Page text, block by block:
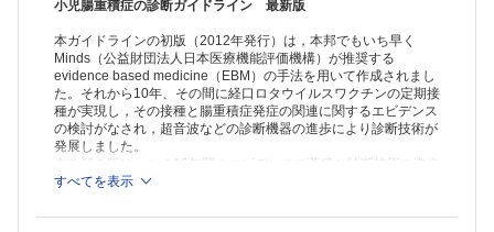
6 delayed repeat anema(DRE)
1 発生頻度
CQ1 小児腸重積症の発生頻度とその推移は?
CQ2 腸重積症の年齢構成や性差はどうなっているか?
CQ3 腸重積症の発生に季節性はあるか?
2 成因
CQ4 腸重積症の成因にはどのようなものがあり,その頻度はどうなって
いるか? 10
CQ5 病的先進部による腸重積症は年長児に多いか?
1)再発率
小児腸重積症の診断ガイドライン 最新版
本ガイドラインの初版（2012年発行）は，本邦でもいち早く
Minds（公益財団法人日本医療機能評価機構）が推奨する
evidence based medicine（EBM）の手法を用いて作成されまし
た。それから10年、その間に経口ロタウイルスワクチンの定期接
種が実現し，その接種と腸重積症発症の関連に関するエビデンス
の検討がなされ，超音波などの診断機器の進歩により診断技術が
発展しました。
本改訂２版は、この10年間のエビデンスの蓄積と診断技術の進歩
を反映すべく、クリニカルクエスチョン（CQ)の追加と再検討を
しました。
すべてを表示